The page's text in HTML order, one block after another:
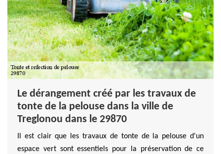
Le dérangement créé par les travaux de
tonte de la pelouse dans la ville de
Treglonou dans le 29870
Il est clair que les travaux de tonte de la pelouse d'un
espace vert sont essentiels pour la préservation de ce